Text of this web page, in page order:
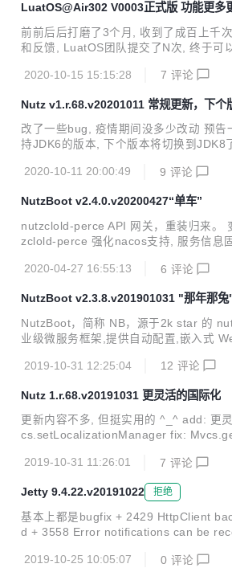
板, LuatOS能跑在几块钱的板子上(比一
^), 而且能运行得很好.
的分割线
LuatOS@Air302 V0003正式版 功能更多
前前后后打磨了3个月, 收到了成百上千
和反馈, LuatOS团队提交了N次, 终于可
NB-IOT联网, 超低功耗, 价格便宜,一个锂
把GPIO19设置为输出模式,上拉,初始电
平,1代表高电平) local netled =
UP) sys.taskInit...
2020-10-15 15:15:28 7 评论
Nutz v1.r.68.v20201011 常规更新，下个
K 8
改了一些bug, 疫情期间没多少改动 预告
持JDK6的版本, 下个版本将切换到JDK8
z.cn/artifactory/libs-release/org/nutz/
2020-10-11 20:00:49 9 评论
NutzBoot v2.4.0.v20200427“单车”
nutzclold-perce API 网关，重装归来。
zclold-perce 强化nacos支持, 服务信息
3. update: jetty支持更详细的cookie控
2020-04-27 16:55:13 6 评论
NutzBoot v2.3.8.v201901031 "那年那兔
NutzBoot，简称 NB，源于2k star 的
业级微服务框架,提供自动配置,嵌入式
可一个完善的微服务进程. 已经在几十家
善的 git 提交日志,响应及时的 issue 系统
区^_^ 本次更新带来: 新增了几个实用的
心的组件, 特别是dubbo和seata 时间:
年那兔那些事-第一季 兼容性: 兼容2.0.x/
2019-10-31 12:25:04 12 评论
Nutz 1.r.68.v20191031 更灵活的国际化
更新内容不多, 但挺实用的 ^_^ add: 更
cs.setLocalizationManager fix:
2019-10-31 11:26:01
7 评论
Jetty 9.4.22.v20191022 拒绝
基本上都是bugfix + 2429 HttpClient
d + 3558 Error notifications can be received after a succe
Exception instead of
2019-10-25 10:05:07 0 评论